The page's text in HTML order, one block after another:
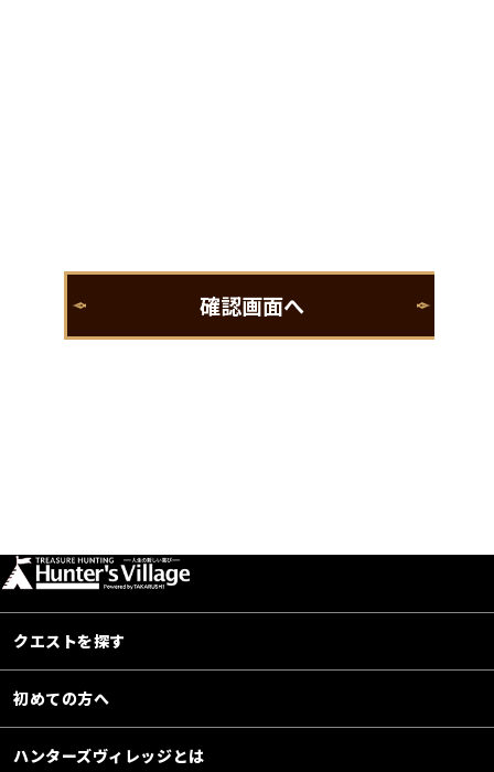
クエストを探す
初めての方へ
ハンターズヴィレッジとは